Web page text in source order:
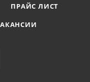
ПРАЙС ЛИСТ